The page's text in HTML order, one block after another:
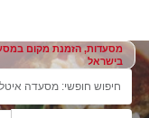
מסעדות, הזמנת מקום
בישראל